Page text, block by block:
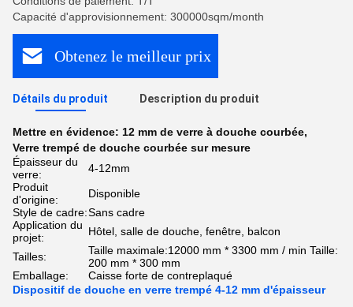
Capacité d'approvisionnement: 300000sqm/month
Obtenez le meilleur prix
Détails du produit Description du produit
Mettre en évidence: 12 mm de verre à douche courbée,
Verre trempé de douche courbée sur mesure
Épaisseur du
verre:
4-12mm
Produit
d'origine:
Disponible
Style de cadre:Sans cadre
Application du
projet:
Hôtel, salle de douche, fenêtre, balcon
Tailles:
Taille maximale:12000 mm * 3300 mm / min Taille:
200 mm * 300 mm
Emballage:
Caisse forte de contreplaqué
Dispositif de douche en verre trempé 4-12 mm d'épaisseur